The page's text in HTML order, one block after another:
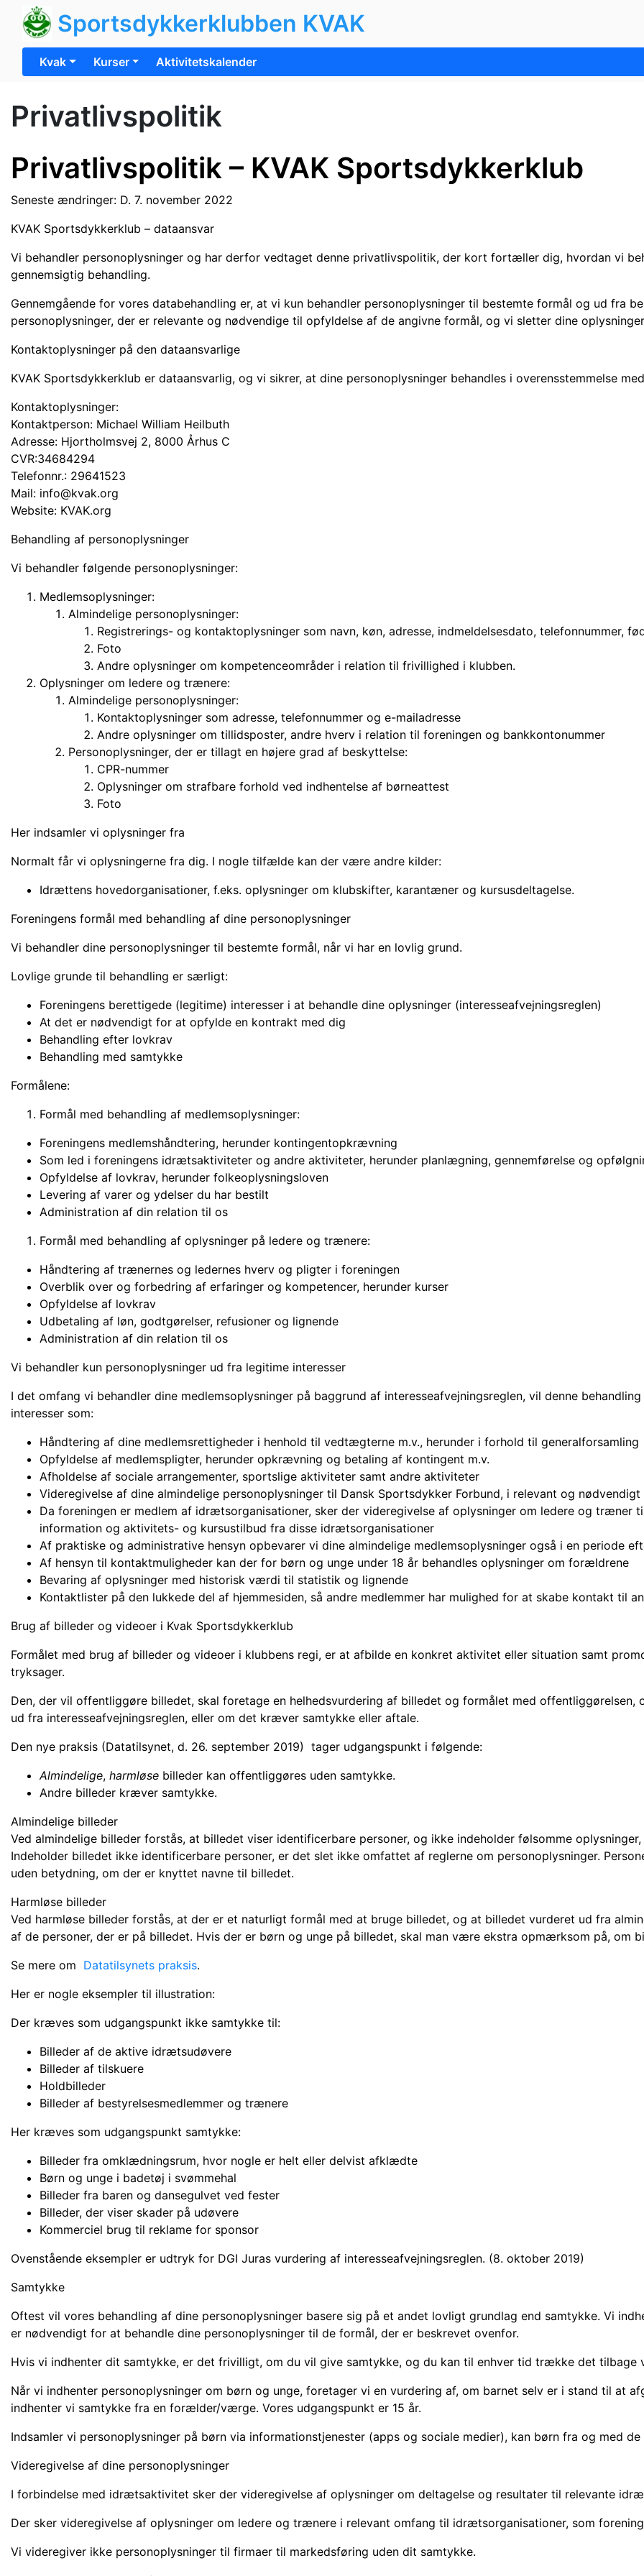
Sportsdykkerklubben KVAK
Kvak Kurser Aktivitetskalender
Privatlivspolitik
Privatlivspolitik – KVAK Sportsdykkerklub
Seneste ændringer: D. 7. november 2022
KVAK Sportsdykkerklub – dataansvar
Vi behandler personoplysninger og har derfor vedtaget denne privatlivspolitik, der kort fortæller dig, hvordan vi
gennemsigtig behandling.
Gennemgående for vores databehandling er, at vi kun behandler personoplysninger til bestemte formål og ud fra
personoplysninger, der er relevante og nødvendige til opfyldelse af de angivne formål, og vi sletter dine
Kontaktoplysninger på den dataansvarlige
KVAK Sportsdykkerklub er dataansvarlig, og vi sikrer, at dine personoplysninger behandles i overensstemmelse
Kontaktoplysninger:
Kontaktperson: Michael William Heilbuth
Adresse: Hjortholmsvej 2, 8000 Århus C
CVR:34684294
Telefonnr.: 29641523
Mail: info@kvak.org
Website: KVAK.org
Behandling af personoplysninger
Vi behandler følgende personoplysninger:
Medlemsoplysninger:
Almindelige personoplysninger:
Registrerings- og kontaktoplysninger som navn, køn, adresse, indmeldelsesdato, telefonnummer,
Foto
Andre oplysninger om kompetenceområder i relation til frivillighed i klubben.
Oplysninger om ledere og trænere:
Almindelige personoplysninger:
Kontaktoplysninger som adresse, telefonnummer og e-mailadresse
Andre oplysninger om tillidsposter, andre hverv i relation til foreningen og bankkontonummer
Personoplysninger, der er tillagt en højere grad af beskyttelse:
CPR-nummer
Oplysninger om strafbare forhold ved indhentelse af børneattest
Foto
Her indsamler vi oplysninger fra
Normalt får vi oplysningerne fra dig. I nogle tilfælde kan der være andre kilder:
Idrættens hovedorganisationer, f.eks. oplysninger om klubskifter, karantæner og kursusdeltagelse.
Foreningens formål med behandling af dine personoplysninger
Vi behandler dine personoplysninger til bestemte formål, når vi har en lovlig grund.
Lovlige grunde til behandling er særligt:
Foreningens berettigede (legitime) interesser i at behandle dine oplysninger (interesseafvejningsreglen)
At det er nødvendigt for at opfylde en kontrakt med dig
Behandling efter lovkrav
Behandling med samtykke
Formålene:
Formål med behandling af medlemsoplysninger:
Foreningens medlemshåndtering, herunder kontingentopkrævning
Som led i foreningens idrætsaktiviteter og andre aktiviteter, herunder planlægning, gennemførelse og
Opfyldelse af lovkrav, herunder folkeoplysningsloven
Levering af varer og ydelser du har bestilt
Administration af din relation til os
Formål med behandling af oplysninger på ledere og trænere:
Håndtering af trænernes og ledernes hverv og pligter i foreningen
Overblik over og forbedring af erfaringer og kompetencer, herunder kurser
Opfyldelse af lovkrav
Udbetaling af løn, godtgørelser, refusioner og lignende
Administration af din relation til os
Vi behandler kun personoplysninger ud fra legitime interesser
I det omfang vi behandler dine medlemsoplysninger på baggrund af interesseafvejningsreglen, vil denne
interesser som:
Håndtering af dine medlemsrettigheder i henhold til vedtægterne m.v., herunder i forhold til generalforsamling
Opfyldelse af medlemspligter, herunder opkrævning og betaling af kontingent m.v.
Afholdelse af sociale arrangementer, sportslige aktiviteter samt andre aktiviteter
Videregivelse af dine almindelige personoplysninger til Dansk Sportsdykker Forbund, i relevant og
Da foreningen er medlem af idrætsorganisationer, sker der videregivelse af oplysninger om ledere og træner
information og aktivitets- og kursustilbud fra disse idrætsorganisationer
Af praktiske og administrative hensyn opbevarer vi dine almindelige medlemsoplysninger også i en periode
Af hensyn til kontaktmuligheder kan der for børn og unge under 18 år behandles oplysninger om forældrene
Bevaring af oplysninger med historisk værdi til statistik og lignende
Kontaktlister på den lukkede del af hjemmesiden, så andre medlemmer har mulighed for at skabe kontakt til
Brug af billeder og videoer i Kvak Sportsdykkerklub
Formålet med brug af billeder og videoer i klubbens regi, er at afbilde en konkret aktivitet eller situation samt
tryksager.
Den, der vil offentliggøre billedet, skal foretage en helhedsvurdering af billedet og formålet med
ud fra interesseafvejningsreglen, eller om det kræver samtykke eller aftale.
Den nye praksis (Datatilsynet, d. 26. september 2019) tager udgangspunkt i følgende:
Almindelige, harmløse billeder kan offentliggøres uden samtykke.
Andre billeder kræver samtykke.
Almindelige billeder
Ved almindelige billeder forstås, at billedet viser identificerbare personer, og ikke indeholder følsomme
Indeholder billedet ikke identificerbare personer, er det slet ikke omfattet af reglerne om personoplysninger.
uden betydning, om der er knyttet navne til billedet.
Harmløse billeder
Ved harmløse billeder forstås, at der er et naturligt formål med at bruge billedet, og at billedet vurderet ud fra
af de personer, der er på billedet. Hvis der er børn og unge på billedet, skal man være ekstra opmærksom på, om
Se mere om Datatilsynets praksis.
Her er nogle eksempler til illustration:
Der kræves som udgangspunkt ikke samtykke til:
Billeder af de aktive idrætsudøvere
Billeder af tilskuere
Holdbilleder
Billeder af bestyrelsesmedlemmer og trænere
Her kræves som udgangspunkt samtykke:
Billeder fra omklædningsrum, hvor nogle er helt eller delvist afklædte
Børn og unge i badetøj i svømmehal
Billeder fra baren og dansegulvet ved fester
Billeder, der viser skader på udøvere
Kommerciel brug til reklame for sponsor
Ovenstående eksempler er udtryk for DGI Juras vurdering af interesseafvejningsreglen. (8. oktober 2019)
Samtykke
Oftest vil vores behandling af dine personoplysninger basere sig på et andet lovligt grundlag end samtykke. Vi
er nødvendigt for at behandle dine personoplysninger til de formål, der er beskrevet ovenfor.
Hvis vi indhenter dit samtykke, er det frivilligt, om du vil give samtykke, og du kan til enhver tid trække det tilbage
Når vi indhenter personoplysninger om børn og unge, foretager vi en vurdering af, om barnet selv er i stand til at
indhenter vi samtykke fra en forælder/værge. Vores udgangspunkt er 15 år.
Indsamler vi personoplysninger på børn via informationstjenester (apps og sociale medier), kan børn fra og med
Videregivelse af dine personoplysninger
I forbindelse med idrætsaktivitet sker der videregivelse af oplysninger om deltagelse og resultater til relevante
Der sker videregivelse af oplysninger om ledere og trænere i relevant omfang til idrætsorganisationer, som
Vi videregiver ikke personoplysninger til firmaer til markedsføring uden dit samtykke.